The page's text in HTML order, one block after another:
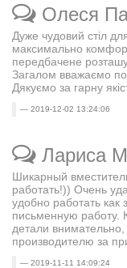
Олеся
Дуже чудовий стіл
максимально
передбачене
Загалом вважаємо
Дякуємо за гарну
2019-12-02 13:24:06
Лариса
Шикарный
работать!)) Очень
удобно работать
письменную работу.
детали
производителю за
2019-11-11 14:09:24